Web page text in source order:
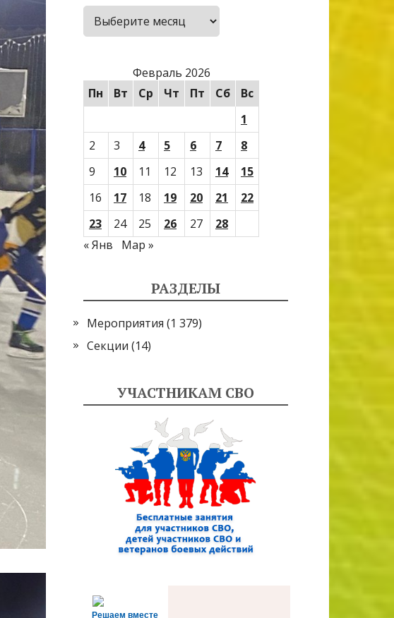
Архивы
Февраль 2026
Пн
Вт Ср Чт Пт Сб
Вс
1
2
3 4 5 6 7
8
9
10 11 12 13 14
15
16
17 18 19 20 21
22
23
24 25 26 27
28
« Янв
Мар »
РАЗДЕЛЫ
Мероприятия (1 379)
Секции (14)
УЧАСТНИКАМ СВО
Решаем вместе